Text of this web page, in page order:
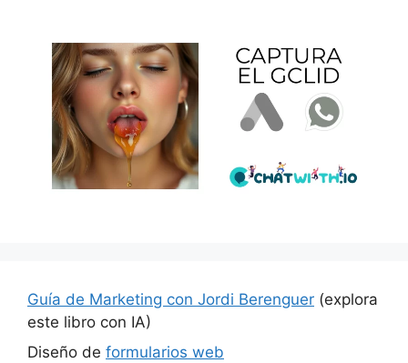
Guía de Marketing con Jordi Berenguer (explora
este libro con IA)
Diseño de formularios web